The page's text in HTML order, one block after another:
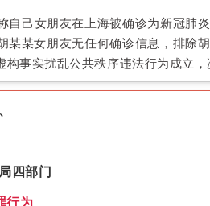
己女朋友在上海被确诊为新冠
某女朋友无任何确诊信息，排
事实扰乱公共秩序违法行为成立
四部门
行为